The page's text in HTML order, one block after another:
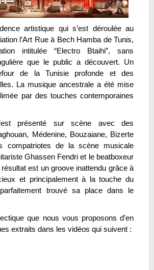
artistique qui s’est déroulée au
l’Art Rue à Bech Hamba de Tunis,
intitulée “Electro Btaihi”, sans
que le public a découvert. Un
de la Tunisie profonde et des
La musique ancestrale a été mise
par des touches contemporaines
présenté sur scène avec des
Médenine, Bouzaiane, Bizerte
compatriotes de la scène musicale
Ghassen Fendri et le beatboxeur
est un groove inattendu grâce à
et principalement à la touche du
trouvé sa place dans le
que nous vous proposons d’en
extraits dans les vidéos qui suivent :